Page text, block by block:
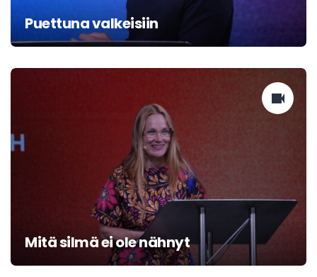
Puettuna valkeisiin
Mitä silmä ei ole nähnyt